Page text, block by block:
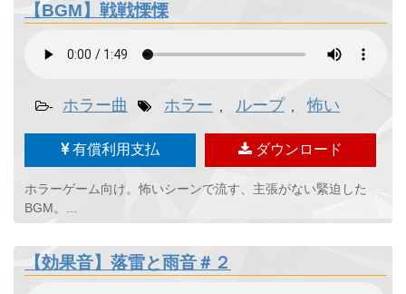
【BGM】戦戦慄慄
- ホラー曲 ホラー ループ 怖い
有償利用支払 ダウンロード
ホラーゲーム向け。怖いシーンで流す、主張がない緊迫した
BGM。...
【効果音】落雷と雨音＃２